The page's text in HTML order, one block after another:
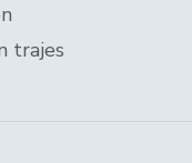
trajes